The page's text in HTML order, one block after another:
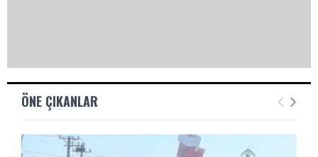
ÖNE ÇIKANLAR